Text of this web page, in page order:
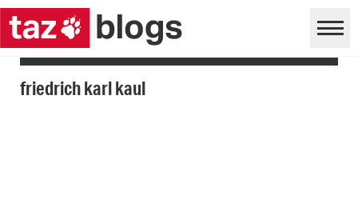
friedrich karl kaul